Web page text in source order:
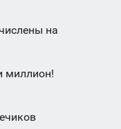
на
миллион!